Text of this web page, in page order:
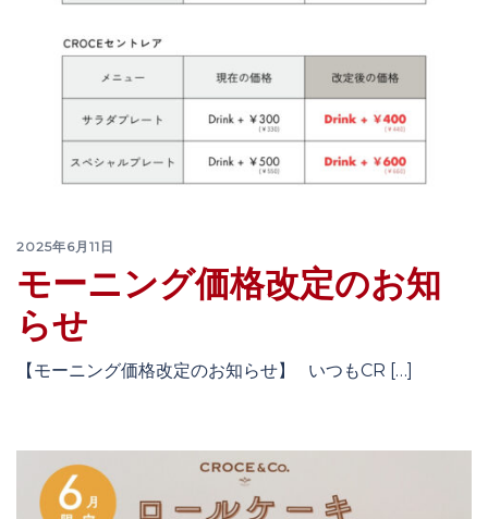
2025年6月11日
モーニング価格改定のお知
らせ
【モーニング価格改定のお知らせ】 いつもCR […]